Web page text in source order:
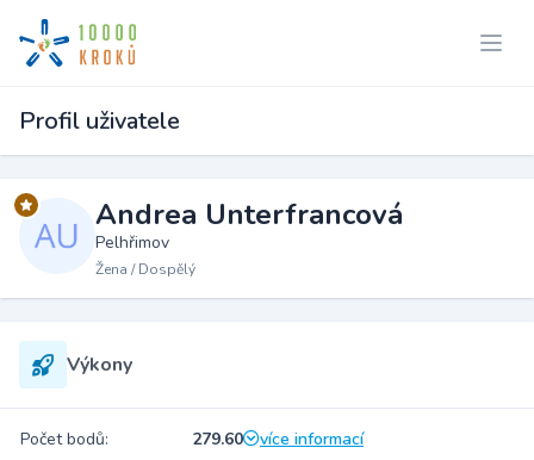
Profil uživatele
Andrea Unterfrancová
Pelhřimov
Žena / Dospělý
Výkony
Počet bodů: 279.60
více informací